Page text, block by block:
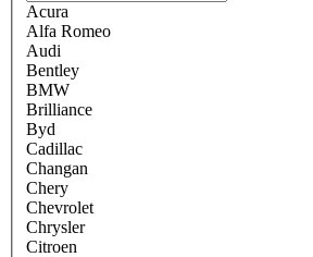
Acura
Alfa Romeo
Audi
Bentley
BMW
Brilliance
Byd
Cadillac
Changan
Chery
Chevrolet
Chrysler
Citroen